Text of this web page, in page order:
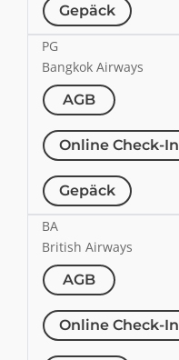
Gepäck
PG
Bangkok Airways
AGB
Online Check-In
Gepäck
BA
British Airways
AGB
Online Check-In